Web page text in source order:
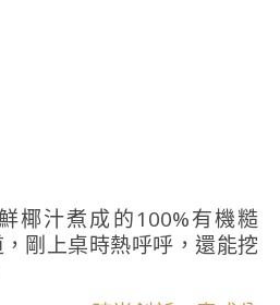
椰汁煮成的100%有機糙
剛上桌時熱呼呼，還能挖